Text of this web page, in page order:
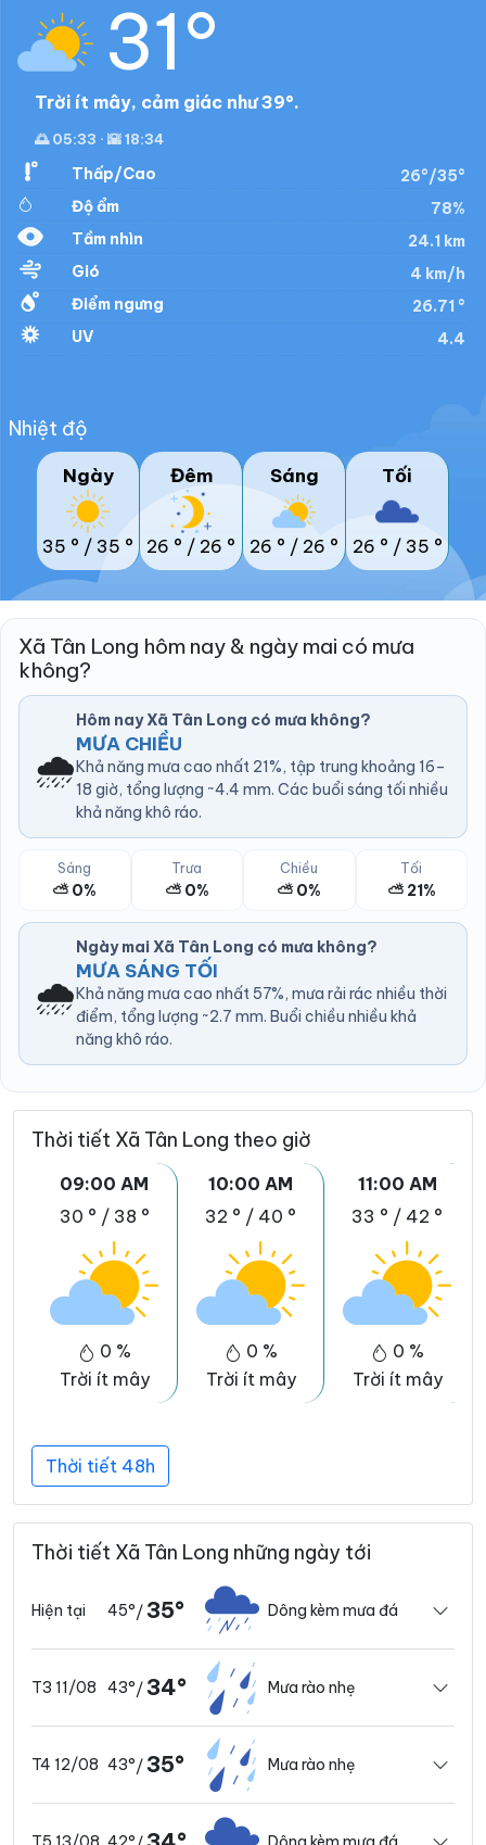
31°
Trời ít mây, cảm giác như 39°.
🌅 05:33 · 🌇 18:34
Thấp/Cao
26°/35°
Độ ẩm
78%
Tầm nhìn
24.1 km
Gió
4 km/h
Điểm ngưng
26.71 °
UV
4.4
Nhiệt độ
Ngày
35 ° / 35 °
Đêm
26 ° / 26 °
Sáng
26 ° / 26 °
Tối
26 ° / 35 °
Xã Tân Long hôm nay & ngày mai có mưa
không?
🌧️
Hôm nay Xã Tân Long có mưa không?
MƯA CHIỀU
Khả năng mưa cao nhất 21%, tập trung khoảng 16–
18 giờ, tổng lượng ~4.4 mm. Các buổi sáng tối nhiều
khả năng khô ráo.
Sáng
⛅ 0%
Trưa
⛅ 0%
Chiều
⛅ 0%
Tối
⛅ 21%
🌧️
Ngày mai Xã Tân Long có mưa không?
MƯA SÁNG TỐI
Khả năng mưa cao nhất 57%, mưa rải rác nhiều thời
điểm, tổng lượng ~2.7 mm. Buổi chiều nhiều khả
năng khô ráo.
Thời tiết Xã Tân Long theo giờ
09:00 AM
30 ° / 38 °
0 %
Trời ít mây
10:00 AM
32 ° / 40 °
0 %
Trời ít mây
11:00 AM
33 ° / 42 °
0 %
Trời ít mây
Thời tiết 48h
Thời tiết Xã Tân Long những ngày tới
Hiện tại 45°/ 35° Dông kèm mưa đá
T3 11/08 43°/ 34° Mưa rào nhẹ
T4 12/08 43°/ 35° Mưa rào nhẹ